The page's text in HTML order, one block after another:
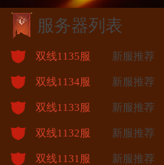
服务器列表
双线1135服 新服推荐
双线1134服 新服推荐
双线1133服 新服推荐
双线1132服 新服推荐
双线1131服 新服推荐